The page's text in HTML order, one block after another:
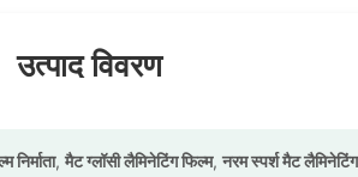
उत्पाद विवरण
निर्माता, मैट ग्लॉसी लैमिनेटिंग फिल्म, नरम स्पर्श मैट